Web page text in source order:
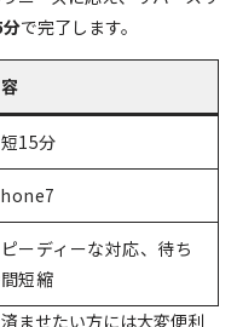
で完了します。
15分
ーディーな対応、待ち
短縮
ませたい方には大変便利